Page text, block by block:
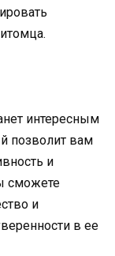
интересным
позволит вам
и
сможете
и
в ее